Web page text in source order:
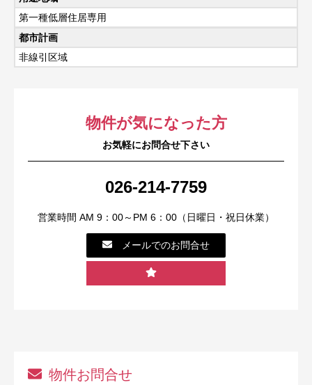
第一種低層住居専用
都市計画
非線引区域
物件が気になった方
お気軽にお問合せ下さい
026-214-7759
営業時間 AM 9：00～PM 6：00（日曜日・祝日休業）
メールでのお問合せ
物件お問合せ